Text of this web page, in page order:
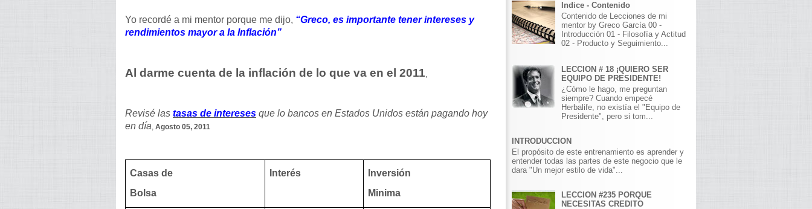
Yo recordé a mi mentor porque me dijo, “Greco, es importante tener intereses y
rendimientos mayor a la Inflación”
Al darme cuenta de la inflación de lo que va en el 2011,
Revisé las tasas de intereses que lo bancos en Estados Unidos están pagando hoy
en día, Agosto 05, 2011
Casas de
Bolsa
Interés
Inversión
Minima
Indice - Contenido
Contenido de Lecciones de mi
mentor by Greco García 00 -
Introducción 01 - Filosofía y Actitud
02 - Producto y Seguimiento...
LECCION # 18 ¡QUIERO SER
EQUIPO DE PRESIDENTE!
¿Cómo le hago, me preguntan
siempre? Cuando empecé
Herbalife, no existía el "Equipo de
Presidente", pero si tom...
INTRODUCCION
El propósito de este entrenamiento es aprender y
entender todas las partes de este negocio que le
dara "Un mejor estilo de vida"...
LECCION #235 PORQUE
NECESITAS CREDITO